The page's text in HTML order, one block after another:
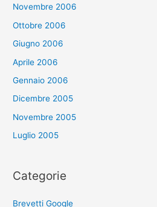
Novembre 2006
Ottobre 2006
Giugno 2006
Aprile 2006
Gennaio 2006
Dicembre 2005
Novembre 2005
Luglio 2005
Categorie
Brevetti Google